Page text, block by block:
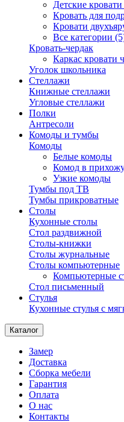
Детские
Кровать для
Кровати
Все категории
Кровать-чердак
Каркас кровати
Уголок школьника
Стеллажи
Книжные стеллажи
Угловые стеллажи
Полки
Антресоли
Комоды и тумбы
Комоды
Белые комоды
Комод в
Узкие комоды
Тумбы под ТВ
Тумбы прикроватные
Столы
Кухонные столы
Стол раздвижной
Столы-книжки
Столы журнальные
Столы компьютерные
Компьютерные
Стол письменный
Стулья
Кухонные стулья с
Каталог
Замер
Доставка
Сборка мебели
Гарантия
Оплата
О нас
Контакты